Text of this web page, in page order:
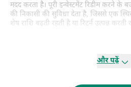
मदद करता है। पूरी इन्वेस्टमेंट रिडीम करने के
की निकासी की सुविधा देता है, जिससे एक
शेष राशि बढ़ती रहती है या रिटर्न उत्पन्न करती
करता है कि आप कितनी राशि नियमित रूप से
और पढ़ें